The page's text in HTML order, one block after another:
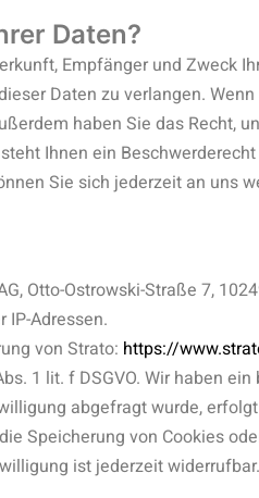
Daten?
Empfänger und Zweck
Daten zu verlangen.
haben Sie das Recht,
Ihnen ein
Sie sich jederzeit an uns
Otto-Ostrowski-Straße 7,
Adressen.
von Strato: https://
1 lit. f DSGVO. Wir haben
abgefragt wurde,
Speicherung von Cookies
ist jederzeit widerrufbar.